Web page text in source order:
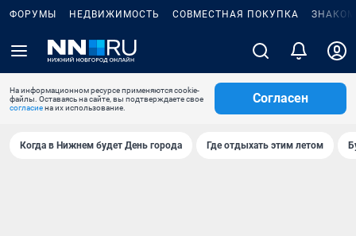
ФОРУМЫ НЕДВИЖИМОСТЬ СОВМЕСТНАЯ ПОКУПКА
На информационном ресурсе применяются cookie-
файлы. Оставаясь на сайте, вы подтверждаете свое
согласиена их использование.
Согласен
Когда в Нижнем будет День города Где отдыхать этим летом